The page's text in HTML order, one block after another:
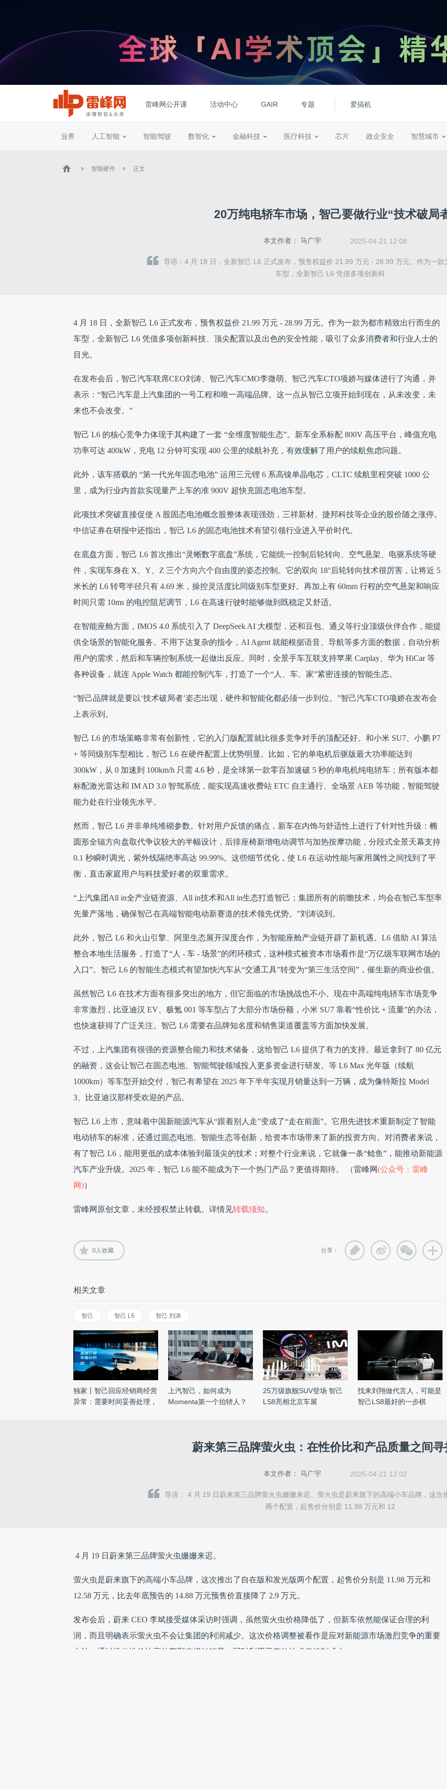
雷峰网公开课 活动中心 GAIR 专题 爱搞机
业界 人工智能 智能驾驶 数智化 金融科技 医疗科技 芯片 政企安全 智慧城市
智能硬件 正文
20万纯电轿车市场，智己要做行业“技术破局
本文作者： 马广宇 2025-04-21 12:08
导语：4 月 18 日，全新智己 L6 正式发布，预售权益价 21.99 万元 - 28.99 万元。作为一款
车型，全新智己 L6 凭借多项创新科
4 月 18 日，全新智己 L6 正式发布，预售权益价 21.99 万元 - 28.99 万元。作为一款为都市精致出行而生的
车型，全新智己 L6 凭借多项创新科技、顶尖配置以及出色的安全性能，吸引了众多消费者和行业人士的
目光。
在发布会后，智己汽车联席CEO刘涛、智己汽车CMO李微萌、智己汽车CTO项娇与媒体进行了沟通，并
表示：“智己汽车是上汽集团的一号工程和唯一高端品牌。这一点从智己立项开始到现在，从未改变，未
来也不会改变。”
智己 L6 的核心竞争力体现于其构建了一套 “全维度智能生态”。新车全系标配 800V 高压平台，峰值充电
功率可达 400kW，充电 12 分钟可实现 400 公里的续航补充，有效缓解了用户的续航焦虑问题。
此外，该车搭载的 “第一代光年固态电池” 运用三元锂 6 系高镍单晶电芯，CLTC 续航里程突破 1000 公
里，成为行业内首款实现量产上车的准 900V 超快充固态电池车型。
此项技术突破直接促使 A 股固态电池概念股整体表现强劲，三祥新材、捷邦科技等企业的股价随之涨停。
中信证券在研报中还指出，智己 L6 的固态电池技术有望引领行业进入平价时代。
在底盘方面，智己 L6 首次推出“灵蜥数字底盘”系统，它能统一控制后轮转向、空气悬架、电驱系统等硬
件，实现车身在 X、Y、Z 三个方向六个自由度的姿态控制。它的双向 18°后轮转向技术很厉害，让将近 5
米长的 L6 转弯半径只有 4.69 米，操控灵活度比同级别车型更好。再加上有 60mm 行程的空气悬架和响应
时间只需 10ms 的电控阻尼调节，L6 在高速行驶时能够做到既稳定又舒适。
在智能座舱方面，IMOS 4.0 系统引入了 DeepSeek AI 大模型，还和豆包、通义等行业顶级伙伴合作，能提
供全场景的智能化服务。不用下达复杂的指令，AI Agent 就能根据语音、导航等多方面的数据，自动分析
用户的需求，然后和车辆控制系统一起做出反应。同时，全景手车互联支持苹果 Carplay、华为 HiCar 等
各种设备，就连 Apple Watch 都能控制汽车，打造了一个“人、车、家”紧密连接的智能生态。
“智己品牌就是要以‘技术破局者’姿态出现，硬件和智能化都必须一步到位。”智己汽车CTO项娇在发布会
上表示到。
智己 L6 的市场策略非常有创新性，它的入门版配置就比很多竞争对手的顶配还好。和小米 SU7、小鹏 P7
+ 等同级别车型相比，智己 L6 在硬件配置上优势明显。比如，它的单电机后驱版最大功率能达到
300kW，从 0 加速到 100km/h 只需 4.6 秒，是全球第一款零百加速破 5 秒的单电机纯电轿车；所有版本都
标配激光雷达和 IM AD 3.0 智驾系统，能实现高速收费站 ETC 自主通行、全场景 AEB 等功能，智能驾驶
能力处在行业领先水平。
然而，智己 L6 并非单纯堆砌参数。针对用户反馈的痛点，新车在内饰与舒适性上进行了针对性升级：椭
圆形全辐方向盘取代争议较大的半幅设计，后排座椅新增电动调节与加热按摩功能，分段式全景天幕支持
0.1 秒瞬时调光，紫外线隔绝率高达 99.99%。这些细节优化，使 L6 在运动性能与家用属性之间找到了平
衡，直击家庭用户与科技爱好者的双重需求。
“上汽集团All in全产业链资源、All in技术和All in生态打造智己；集团所有的前瞻技术，均会在智己车型率
先量产落地，确保智己在高端智能电动新赛道的技术领先优势。”刘涛说到。
此外，智己 L6 和火山引擎、阿里生态展开深度合作，为智能座舱产业链开辟了新机遇。L6 借助 AI 算法
整合本地生活服务，打造了“人 - 车 - 场景”的闭环模式，这种模式被资本市场看作是“万亿级车联网市场的
入口”。智己 L6 的智能生态模式有望加快汽车从“交通工具”转变为“第三生活空间”，催生新的商业价值。
虽然智己 L6 在技术方面有很多突出的地方，但它面临的市场挑战也不小。现在中高端纯电轿车市场竞争
非常激烈，比亚迪汉 EV、极氪 001 等车型占了大部分市场份额，小米 SU7 靠着“性价比 + 流量”的办法，
也快速获得了广泛关注。智己 L6 需要在品牌知名度和销售渠道覆盖等方面加快发展。
不过，上汽集团有很强的资源整合能力和技术储备，这给智己 L6 提供了有力的支持。最近拿到了 80 亿元
的融资，这会让智己在固态电池、智能驾驶领域投入更多资金进行研发。等 L6 Max 光年版（续航
1000km）等车型开始交付，智己有希望在 2025 年下半年实现月销量达到一万辆，成为像特斯拉 Model
3、比亚迪汉那样受欢迎的产品。
智己 L6 上市，意味着中国新能源汽车从“跟着别人走”变成了“走在前面”。它用先进技术重新制定了智能
电动轿车的标准，还通过固态电池、智能生态等创新，给资本市场带来了新的投资方向。对消费者来说，
有了智己 L6，能用更低的成本体验到最顶尖的技术；对整个行业来说，它就像一条“鲶鱼”，能推动新能源
汽车产业升级。2025 年，智己 L6 能不能成为下一个热门产品？更值得期待。 （雷峰网(公众号：雷峰
网)）
雷峰网原创文章，未经授权禁止转载。详情见转载须知。
0人收藏 分享：
相关文章
智己 智己 L6 智己 刘涛
独家丨智己回应经销商经营
异常：需要时间妥善处理，
上汽智己，如何成为
Momenta第一个抬轿人？
25万级旗舰SUV登场 智己
LS8亮相北京车展
找来刘翔做代言人，可能是
智己LS8最好的一步棋
蔚来第三品牌萤火虫：在性价比和产品质量之间
本文作者： 马广宇 2025-04-21 12:02
导语： 4 月 19 日蔚来第三品牌萤火虫姗姗来迟。萤火虫是蔚来旗下的高端小车品牌，这次
两个配置，起售价分别是 11.98 万元和 12
4 月 19 日蔚来第三品牌萤火虫姗姗来迟。
萤火虫是蔚来旗下的高端小车品牌，这次推出了自在版和发光版两个配置，起售价分别是 11.98 万元和
12.58 万元，比去年底预告的 14.88 万元预售价直接降了 2.9 万元。
发布会后，蔚来 CEO 李斌接受媒体采访时强调，虽然萤火虫价格降低了，但新车依然能保证合理的利
润，而且明确表示萤火虫不会让集团的利润减少。这次价格调整被看作是应对新能源市场激烈竞争的重要
办法，通过推出性价比高的车型来增加销量，同时利用已有的技术来控制成本。